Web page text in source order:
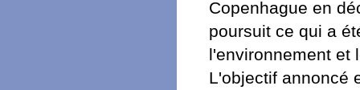
Copenhague en
poursuit ce qui a
l'environnement et
L'objectif annoncé